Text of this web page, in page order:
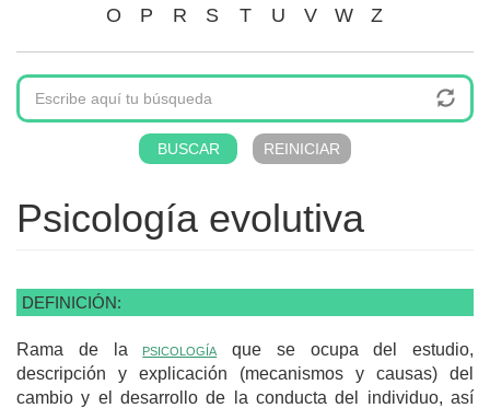
O
P R S T U V W Z
Psicología evolutiva
DEFINICIÓN:
Rama de la psicología que se ocupa del estudio,
descripción y explicación (mecanismos y causas) del
cambio y el desarrollo de la conducta del individuo, así